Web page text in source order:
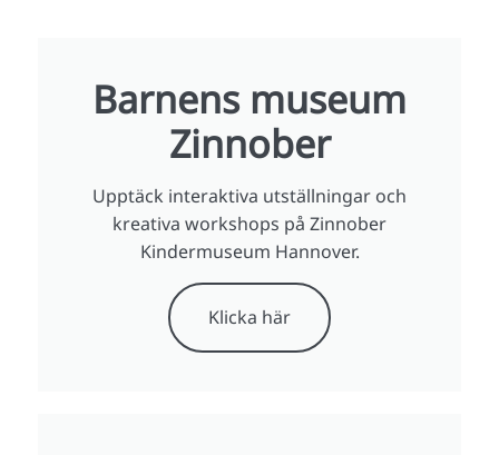
Barnens museum
Zinnober
Upptäck interaktiva utställningar och
kreativa workshops på Zinnober
Kindermuseum Hannover.
Klicka här